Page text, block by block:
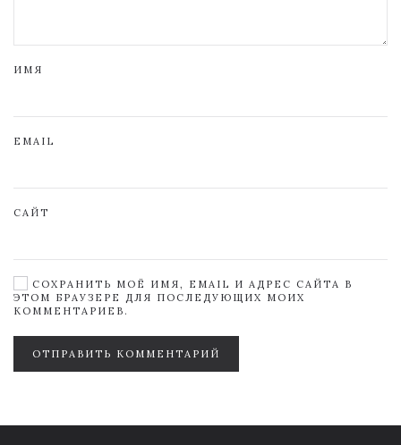
ИМЯ
EMAIL
САЙТ
СОХРАНИТЬ МОЁ ИМЯ, EMAIL И АДРЕС САЙТА В
ЭТОМ БРАУЗЕРЕ ДЛЯ ПОСЛЕДУЮЩИХ МОИХ
КОММЕНТАРИЕВ.
ОТПРАВИТЬ КОММЕНТАРИЙ